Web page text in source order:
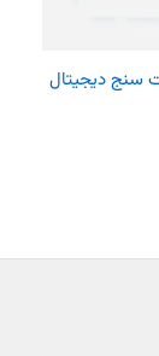
سنج دیجیتال